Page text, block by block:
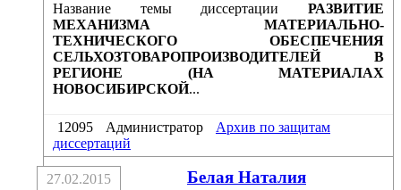
Название темы диссертации РАЗВИТИЕ
МЕХАНИЗМА МАТЕРИАЛЬНО-
ТЕХНИЧЕСКОГО ОБЕСПЕЧЕНИЯ
СЕЛЬХОЗТОВАРОПРОИЗВОДИТЕЛЕЙ В
РЕГИОНЕ (НА МАТЕРИАЛАХ
НОВОСИБИРСКОЙ...
12095 Администратор
Архив по защитам
диссертаций
Белая Наталия
27.02.2015